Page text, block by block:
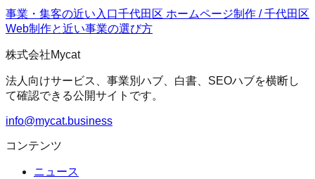
事業・集客の近い入口千代田区 ホームページ制作 / 千代田区
Web制作と近い事業の選び方
株式会社Mycat
法人向けサービス、事業別ハブ、白書、SEOハブを横断し
て確認できる公開サイトです。
info@mycat.business
コンテンツ
ニュース